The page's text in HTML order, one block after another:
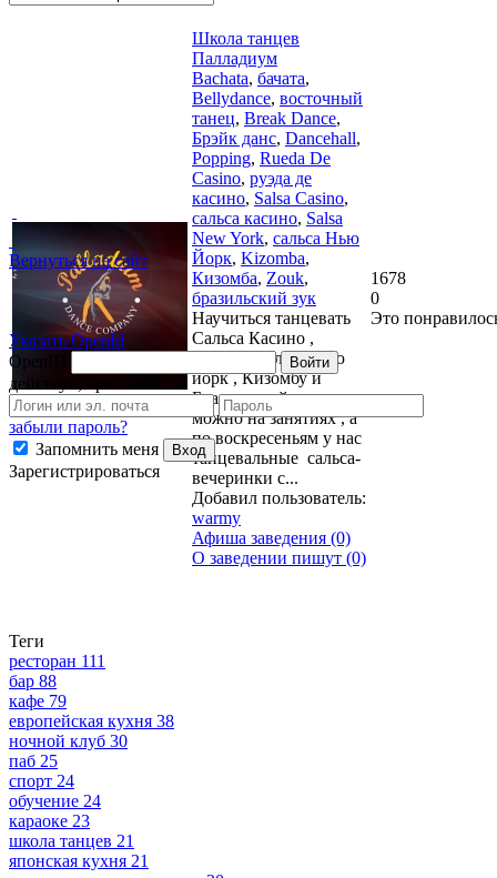
Вернуться на сайт
Указать OpenId
OpenID
Войти
действуй, бро
забыли пароль?
Запомнить меня
Вход
Зарегистрироваться
Школа танцев
Палладиум
Bachata, бачата,
Bellydance, восточный
танец, Break Dance,
Брэйк данс, Dancehall,
Popping, Rueda De
Casino, руэда де
касино, Salsa Casino,
сальса касино, Salsa
New York, сальса Нью
Йорк, Kizomba,
Кизомба, Zouk,
бразильский зук
Научиться танцевать
Сальса Касино ,
Бачата , Сальса Нью
йорк , Кизомбу и
Бразильский зук
можно на занятиях , а
по воскресеньям у нас
танцевальные сальса-
вечеринки с...
Добавил пользователь:
warmy
Афиша заведения (0)
О заведении пишут (0)
1678
0
Это
Теги
ресторан 111
бар 88
кафе 79
европейская кухня 38
ночной клуб 30
паб 25
спорт 24
обучение 24
караоке 23
школа танцев 21
японская кухня 21